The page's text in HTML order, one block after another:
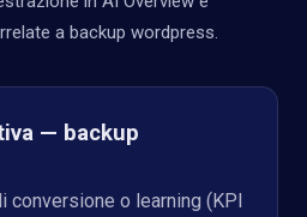
a backup wordpress.
— backup
o learning (KPI